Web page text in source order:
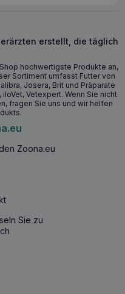
Twister 100g
des Leckerlis
ist ideal für Hunde
einen
in ihrer Ernährung
Twister 100g – bis
Öffnen
noch
Öffnen nicht länger
werden.
erstellt, die täglich
hochwertigste Produkte an,
Sortiment umfasst Futter von
Josera, Brit und Präparate
Vetexpert. Wenn Sie nicht
fragen Sie uns und wir helfen
Zoona.eu
Sie zu